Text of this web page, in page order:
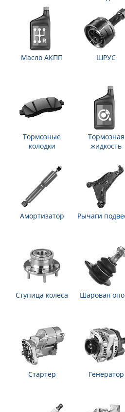
Масло АКПП ШРУС
Тормозные
колодки
Тормозная
жидкость
Амортизатор Рычаги
Ступица колеса Шаровая
Стартер Генератор